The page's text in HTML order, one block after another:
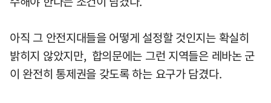
아직 그 안전지대들을 어떻게 설정할 것인지는 확실히
밝히지 않았지만, 합의문에는 그런 지역들은 레바논 군
이 완전히 통제권을 갖도록 하는 요구가 담겼다.